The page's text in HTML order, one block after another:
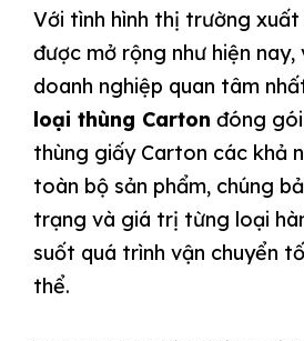
Với tình hình thị trường
được mở rộng như hiện
doanh nghiệp quan tâm
loại thùng Carton đóng
thùng giấy Carton các khả
toàn bộ sản phẩm, chúng
trạng và giá trị từng loại
suốt quá trình vận chuyển
thể.